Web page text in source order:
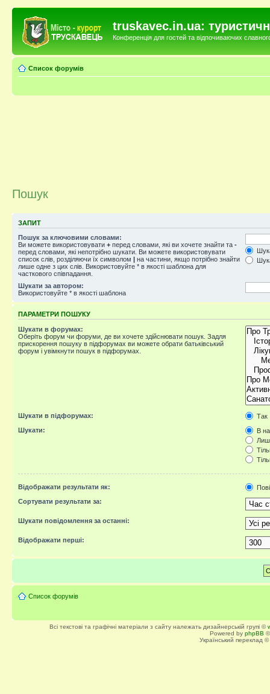
truskavec.in.ua:
Конференція для гостей та відпочиваючих
Список форумів
Пошук
ЗАПИТ
Пошук за ключовими словами:
Ви можете використовувати + перед словами, які ви хочете знайти та -
перед словами, які непотрібно шукати. Ви можете використовувати
список слів, розділяючи їх символом | на частини, якщо потрібно знайти
лише одне з цих слів. Використовуйте * в якості шаблона для
часткового співпадання.
Шукати за автором:
Використовуйте * в якості шаблона
ПАРАМЕТРИ ПОШУКУ
Шукати в форумах:
Оберіть форум чи форуми, де ви хочете здійснювати пошук. Задля
прискорення пошуку в підфорумах ви можете обрати батьківський
форум і увімкнути пошук в підфорумах.
Шукати в підфорумах:
Так
Шукати:
В
Відображати результати як:
Сортувати результати за:
Шукати повідомлення за останні:
Відображати перші:
Список форумів
Всі текстові та графічні матеріали з сайту належать дизайнерській групі ©
Powered by phpBB
Український переклад